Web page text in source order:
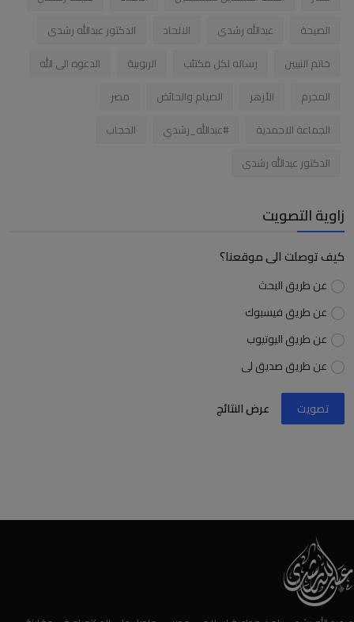
الصيحة
عبدالله رشدى الالحاد
الدكتور عبدالله رشدى
خاتم النبيين
رساله لكل مكتئب الربوبية
الدعوه الى الله
المجرم
الأزهر الصيام والحائض
مصر
الجماعة الاحمدية
#عبدالله_رشدي
الحجاب
الدكتور عبدالله رشدى
زاوية التصويت
كيف توصلت الى موقعنا؟
عن طريق البحث
عن طريق فيسبوك
عن طريق اليوتيوب
عن طريق صديق لى
تصويت عرض النتائج